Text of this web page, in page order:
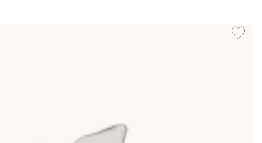
tippar ner mot madrassen, vilket skapar
dina kuddar och madrass från fukt och oljor
Lägg till